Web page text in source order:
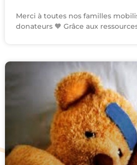
Merci à toutes nos familles
donateurs 🧡 Grâce aux